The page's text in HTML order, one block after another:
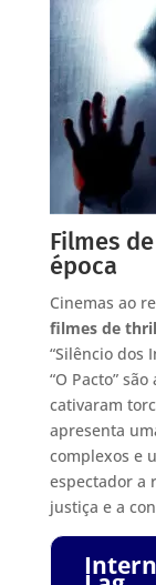
Filmes
época
Cinemas ao
filmes de
“Silêncio dos
“O Pacto”
cativaram
apresenta
complexos e
espectador a
justiça e a